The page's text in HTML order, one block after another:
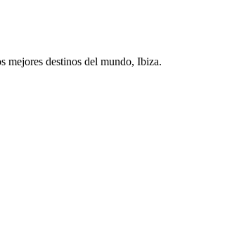
mejores destinos del mundo, Ibiza.